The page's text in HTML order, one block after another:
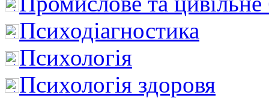
Психодіагностика
Психологія
Психологія здоровя